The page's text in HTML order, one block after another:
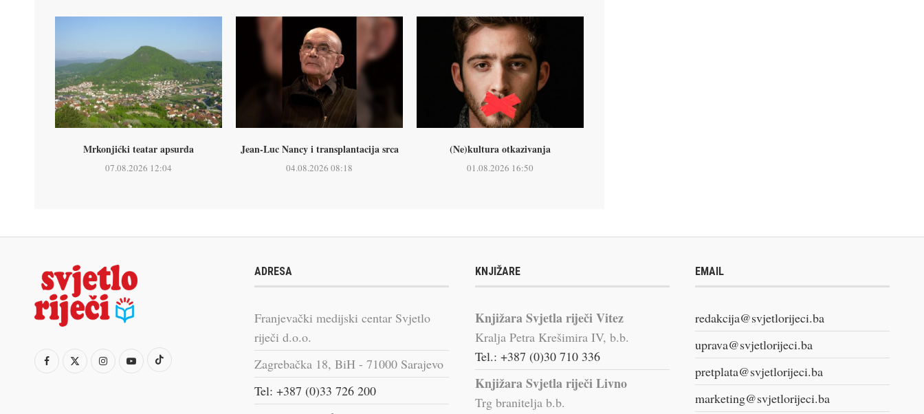
Mrkonjićki teatar apsurda
07.08.2026 12:04
Jean-Luc Nancy i transplantacija srca
04.08.2026 08:18
(Ne)kultura otkazivanja
01.08.2026 16:50
ADRESA
Franjevački medijski centar Svjetlo
riječi d.o.o.
Zagrebačka 18, BiH - 71000 Sarajevo
Tel: +387 (0)33 726 200
KNJIŽARE
Knjižara Svjetla riječi Vitez
Kralja Petra Krešimira IV, b.b.
Tel.: +387 (0)30 710 336
Knjižara Svjetla riječi Livno
Trg branitelja b.b.
EMAIL
redakcija@svjetlorijeci.ba
uprava@svjetlorijeci.ba
pretplata@svjetlorijeci.ba
marketing@svjetlorijeci.ba